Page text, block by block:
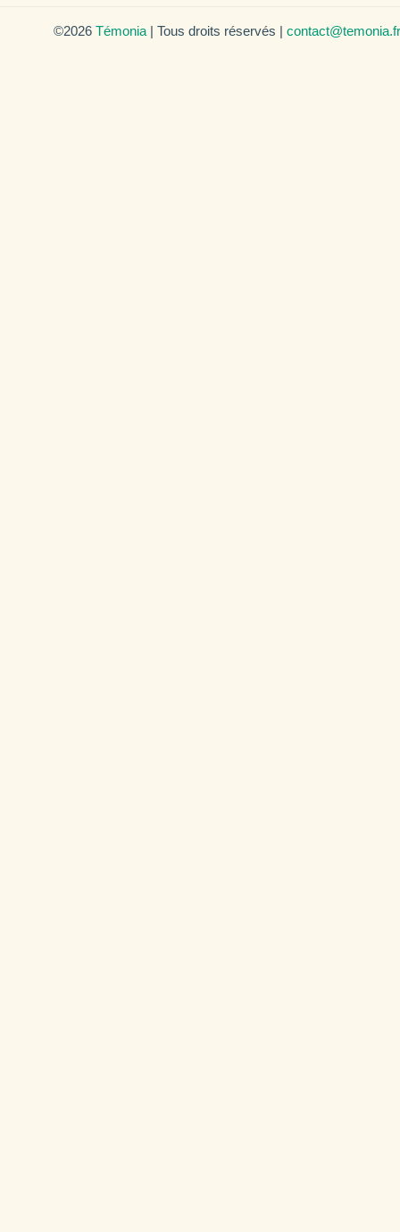
©2026 Témonia | Tous droits réservés | contact@temonia.fr